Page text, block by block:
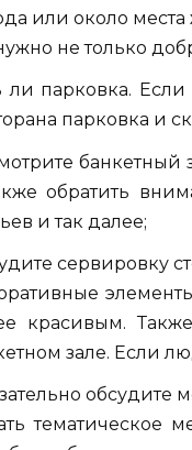
или около места
не только
ли парковка. Если
парковка и
банкетный
обратить
и так далее;
сервировку
красивым.
зале. Если
обсудите
тематическое